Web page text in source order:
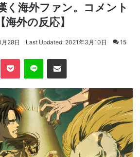
く海外ファン。コメント
外の反応】
28日 Last Updated: 2021年3月10日 15
Pocket Line Share via Email